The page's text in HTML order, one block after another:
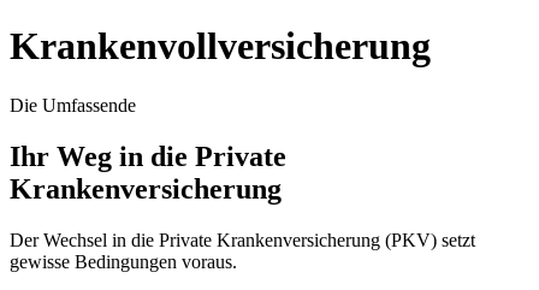
Krankenvollversicherung
Die Umfassende
Ihr Weg in die Private
Krankenversicherung
Der Wechsel in die Private Krankenversicherung (PKV) setzt
gewisse Bedingungen voraus.